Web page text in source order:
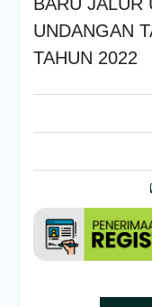
UNDANGAN
TAHUN 2022